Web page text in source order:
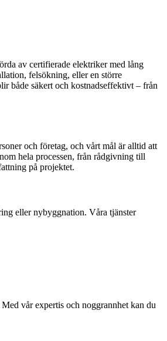
av certifierade elektriker med lång
felsökning, eller en större
både säkert och kostnadseffektivt – från
och företag, och vårt mål är alltid att
hela processen, från rådgivning till
på projektet.
eller nybyggnation. Våra tjänster
vår expertis och noggrannhet kan du